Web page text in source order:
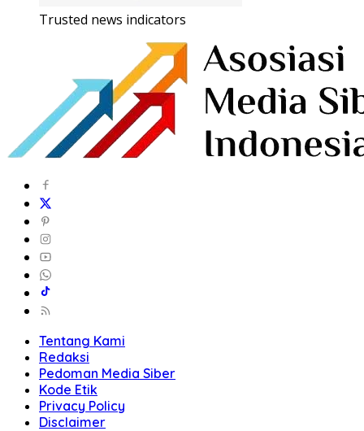
Trusted news indicators
Tentang Kami
Redaksi
Pedoman Media Siber
Kode Etik
Privacy Policy
Disclaimer